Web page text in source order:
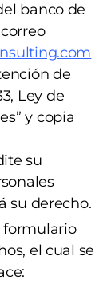
banco de
de
Ley de
y copia
su
su derecho.
formulario
el cual se